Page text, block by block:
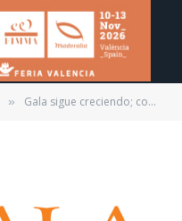
» Gala sigue creciendo; compra Mueblerías Futurama en Cd. Juárez